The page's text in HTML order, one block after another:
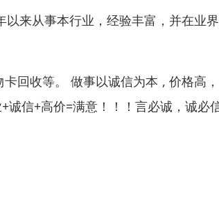
来从事本行业，经验丰富，并在业
回收等。 做事以诚信为本 , 价格高
诚信+高价=满意！！！言必诚，诚必